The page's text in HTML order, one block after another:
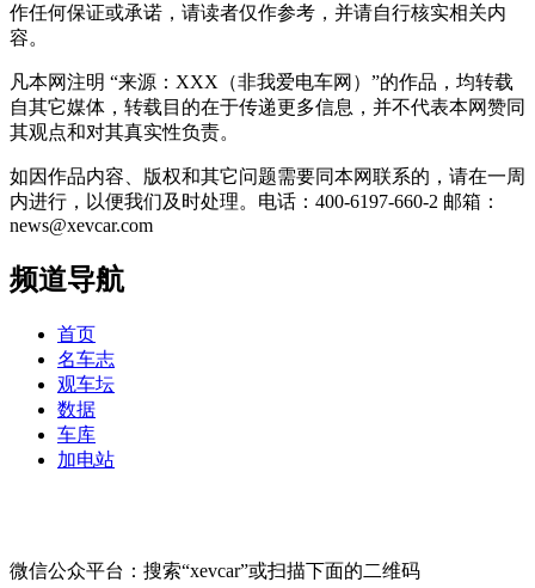
作任何保证或承诺，请读者仅作参考，并请自行核实相关内
容。
凡本网注明 “来源：XXX（非我爱电车网）”的作品，均转载
自其它媒体，转载目的在于传递更多信息，并不代表本网赞同
其观点和对其真实性负责。
如因作品内容、版权和其它问题需要同本网联系的，请在一周
内进行，以便我们及时处理。电话：400-6197-660-2 邮箱：
news@xevcar.com
频道导航
首页
名车志
观车坛
数据
车库
加电站
微信公众平台：搜索“xevcar”或扫描下面的二维码